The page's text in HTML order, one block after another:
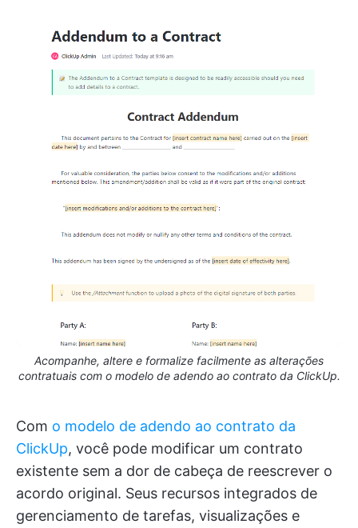
Acompanhe, altere e formalize facilmente as alterações
contratuais com o modelo de adendo ao contrato da ClickUp.
Com o modelo de adendo ao contrato da
ClickUp, você pode modificar um contrato
existente sem a dor de cabeça de reescrever o
acordo original. Seus recursos integrados de
gerenciamento de tarefas, visualizações e